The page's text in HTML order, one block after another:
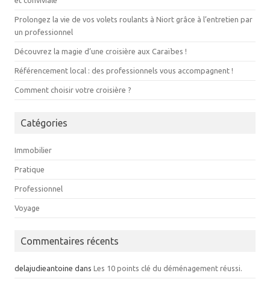
Prolongez la vie de vos volets roulants à Niort grâce à l’entretien par
un professionnel
Découvrez la magie d’une croisière aux Caraïbes !
Référencement local : des professionnels vous accompagnent !
Comment choisir votre croisière ?
Catégories
Immobilier
Pratique
Professionnel
Voyage
Commentaires récents
delajudieantoine dans Les 10 points clé du déménagement réussi.